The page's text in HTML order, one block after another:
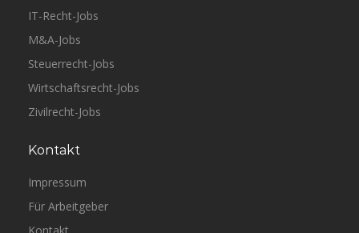
IT-Recht-Jobs
M&A-Jobs
Steuerrecht-Jobs
Wirtschaftsrecht-Jobs
Zivilrecht-Jobs
Kontakt
Impressum
Für Arbeitgeber